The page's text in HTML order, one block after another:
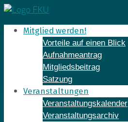
Skip
to
contentMitglied werden!
Vorteile auf einen Blick
Aufnahmeantrag
Mitgliedsbeitrag
Satzung
Veranstaltungen
Veranstaltungskalender
Veranstaltungsarchiv